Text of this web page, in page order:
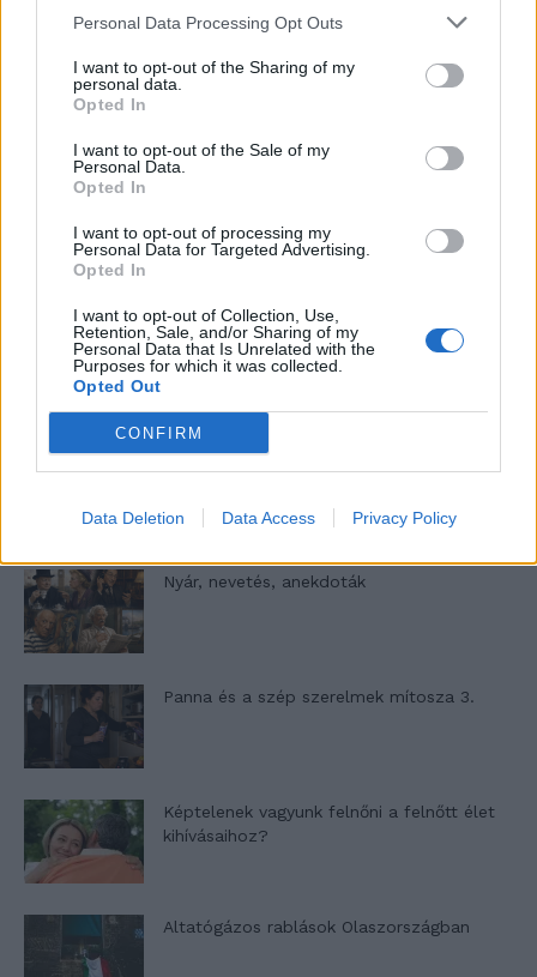
Personal Data Processing Opt Outs
I want to opt-out of the Sharing of my
personal data.
Opted In
I want to opt-out of the Sale of my
Personal Data.
Opted In
I want to opt-out of processing my
Personal Data for Targeted Advertising.
Opted In
I want to opt-out of Collection, Use,
Retention, Sale, and/or Sharing of my
Personal Data that Is Unrelated with the
Purposes for which it was collected.
Opted Out
CONFIRM
Data Deletion Data Access Privacy Policy
nőknek, amikor segítséget kérnek?
gyűjteménye
Elyna Robbs: Adéle és az örökölt árnyak
13. rész
Woody Allen megosztó zsenialitása
Nyár, nevetés, anekdoták
Panna és a szép szerelmek mítosza 3.
Képtelenek vagyunk felnőni a felnőtt élet
kihívásaihoz?
Altatógázos rablások Olaszországban